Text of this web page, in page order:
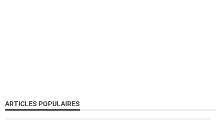
ARTICLES POPULAIRES